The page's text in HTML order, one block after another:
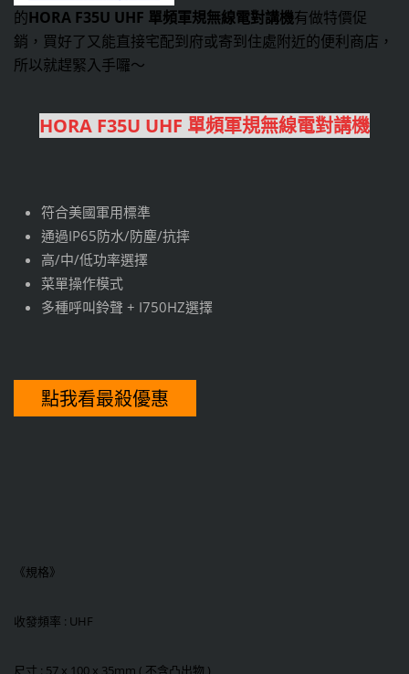
的HORA F35U UHF 單頻軍規無線電對講機有做特價促
銷，買好了又能直接宅配到府或寄到住處附近的便利商店，
所以就趕緊入手囉～
HORA F35U UHF 單頻軍規無線電對講機
符合美國軍用標準
通過IP65防水/防塵/抗摔
高/中/低功率選擇
菜單操作模式
多種呼叫鈴聲 + I750HZ選擇
《規格》
收發頻率 : UHF
尺寸 : 57 x 100 x 35mm ( 不含凸出物 )